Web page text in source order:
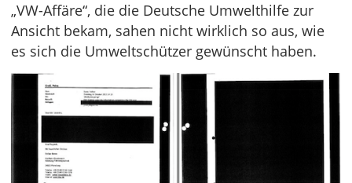
„VW-Affäre“, die die Deutsche Umwelthilfe zur
Ansicht bekam, sahen nicht wirklich so aus, wie
es sich die Umweltschützer gewünscht haben.